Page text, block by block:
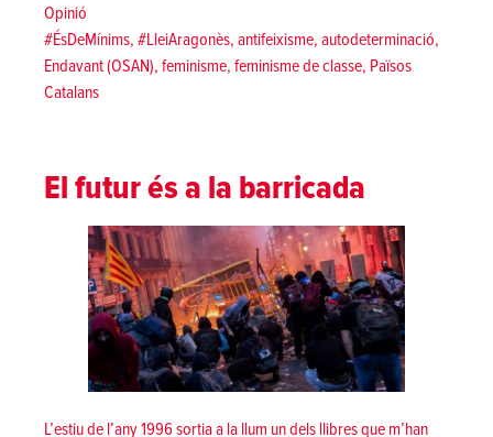
Posted in
Opinió
Tags:
#ÉsDeMínims, #LleiAragonès, antifeixisme, autodeterminació,
Endavant (OSAN), feminisme, feminisme de classe, Països
Catalans
El futur és a la barricada
L’estiu de l’any 1996 sortia a la llum un dels llibres que m’han